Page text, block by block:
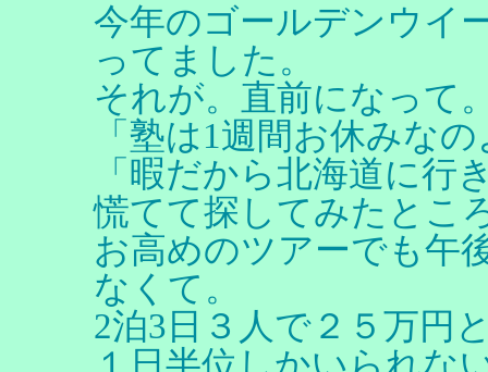
今年のゴールデンウイ
ってました。
それが。直前になって
「塾は1週間お休みな
「暇だから北海道に行
慌てて探してみたとこ
お高めのツアーでも午
なくて。
2泊3日３人で２５万円